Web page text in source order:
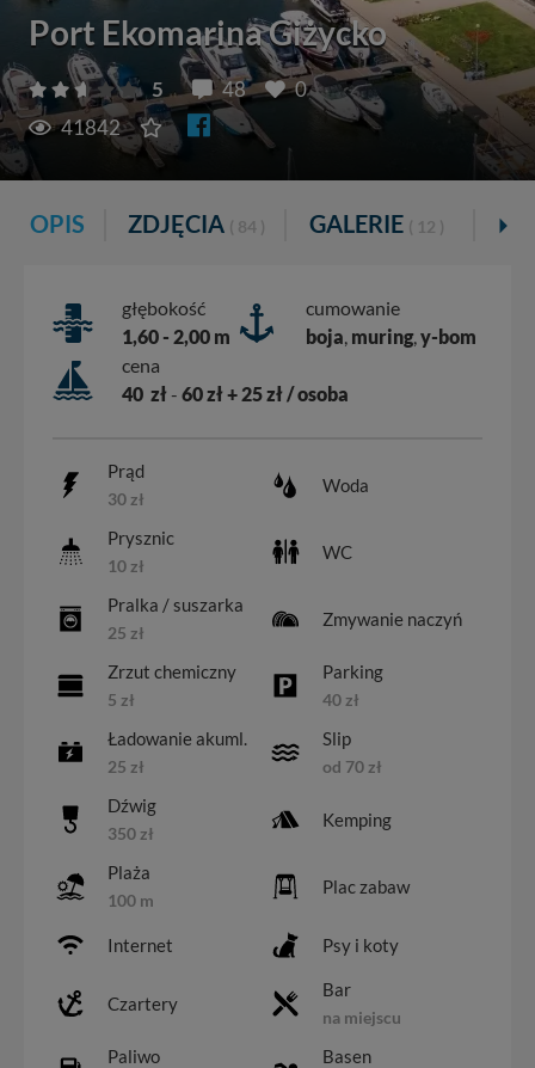
Port Ekomarina Giżycko
5 48
0
41842
OPIS ZDJĘCIA ( 84 ) GALERIE ( 12 )
głębokość
1,60 - 2,00 m
cumowanie
boja, muring,y-bom
cena
40 zł - 60 zł + 25 zł / osoba
Prąd
30 zł
Woda
Prysznic
10 zł
WC
Pralka / suszarka
25 zł
Zmywanie naczyń
Zrzut chemiczny
5 zł
Parking
40 zł
Ładowanie akuml.
25 zł
Slip
od 70 zł
Dźwig
350 zł
Kemping
Plaża
100 m
Plac zabaw
Internet Psy i koty
Czartery
Bar
na miejscu
Paliwo Basen